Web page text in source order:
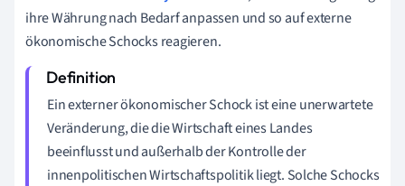
ihre Währung nach Bedarf anpassen und so auf externe
ökonomische Schocks reagieren.
Ein externer ökonomischer Schock ist eine unerwartete
Veränderung, die die Wirtschaft eines Landes
beeinflusst und außerhalb der Kontrolle der
innenpolitischen Wirtschaftspolitik liegt. Solche Schocks